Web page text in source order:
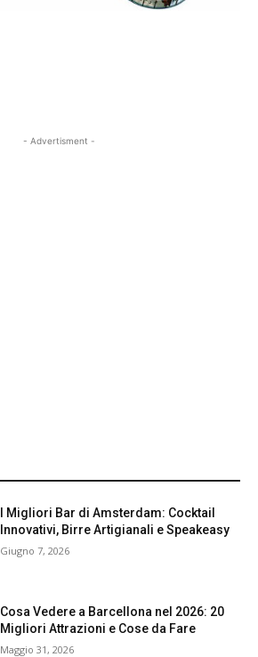
- Advertisment -
I Migliori Bar di Amsterdam: Cocktail
Innovativi, Birre Artigianali e Speakeasy
Giugno 7, 2026
Cosa Vedere a Barcellona nel 2026: 20
Migliori Attrazioni e Cose da Fare
Maggio 31, 2026